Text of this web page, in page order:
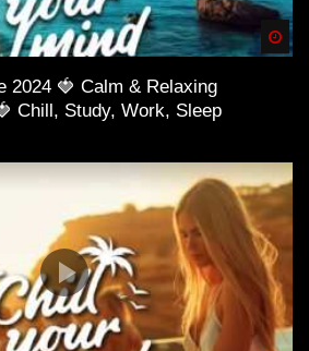
2024 🍓 Calm & Relaxing
Chill, Study, Work, Sleep